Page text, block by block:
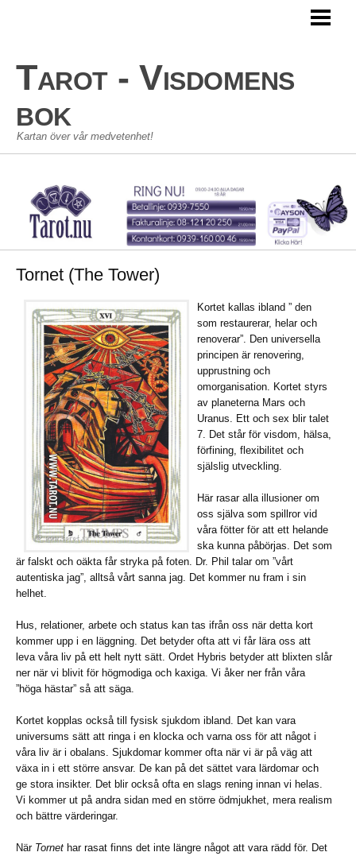
STORA ARKANAN
LILLA ARKANAN
GÄSTBOK
Tarot - Visdomens
bok
Kartan över vår medvetenhet!
Tornet (The Tower)
Kortet kallas ibland ” den
som restaurerar, helar och
renoverar”. Den universella
principen är renovering,
upprustning och
omorganisation. Kortet styrs
av planeterna Mars och
Uranus. Ett och sex blir talet
7. Det står för visdom, hälsa,
förfining, flexibilitet och
själslig utveckling.
Här rasar alla illusioner om
oss själva som spillror vid
våra fötter för att ett helande
ska kunna påbörjas. Det som
är falskt och oäkta får stryka på foten. Dr. Phil talar om ”vårt
autentiska jag”, alltså vårt sanna jag. Det kommer nu fram i sin
helhet.
Hus, relationer, arbete och status kan tas ifrån oss när detta kort
kommer upp i en läggning. Det betyder ofta att vi får lära oss att
leva våra liv på ett helt nytt sätt. Ordet Hybris betyder att blixten slår
ner när vi blivit för högmodiga och kaxiga. Vi åker ner från våra
”höga hästar” så att säga.
Kortet kopplas också till fysisk sjukdom ibland. Det kan vara
universums sätt att ringa i en klocka och varna oss för att något i
våra liv är i obalans. Sjukdomar kommer ofta när vi är på väg att
växa in i ett större ansvar. De kan på det sättet vara lärdomar och
ge stora insikter. Det blir också ofta en slags rening innan vi helas.
Vi kommer ut på andra sidan med en större ödmjukhet, mera realism
och bättre värderingar.
När Tornet har rasat finns det inte längre något att vara rädd för. Det